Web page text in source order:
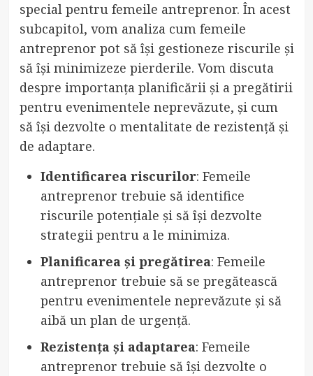
special pentru femeile antreprenor. În acest
subcapitol, vom analiza cum femeile
antreprenor pot să își gestioneze riscurile și
să își minimizeze pierderile. Vom discuta
despre importanța planificării și a pregătirii
pentru evenimentele neprevăzute, și cum
să își dezvolte o mentalitate de rezistență și
de adaptare.
Identificarea riscurilor: Femeile
antreprenor trebuie să identifice
riscurile potențiale și să își dezvolte
strategii pentru a le minimiza.
Planificarea și pregătirea: Femeile
antreprenor trebuie să se pregătească
pentru evenimentele neprevăzute și să
aibă un plan de urgență.
Rezistența și adaptarea: Femeile
antreprenor trebuie să își dezvolte o